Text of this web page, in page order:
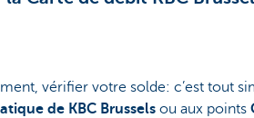
vérifier votre solde: c’est tout
de KBC Brusselsou aux points